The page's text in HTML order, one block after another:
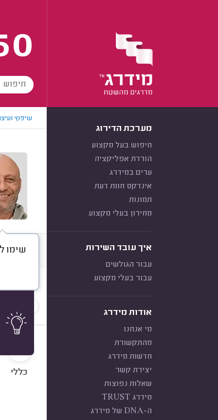
מערכת הדירוג
חיפוש בעל מקצוע
הורדת אפליקציה
ערים במידרג
אינדקס חוות דעת
תמונות
מחירון בעלי מקצוע
איך עובד השירות
עבור הגולשים
עבור בעלי מקצוע
אודות מידרג
מי אנחנו
מהתקשורת
חדשות מידרג
יצירת קשר
שאלות נפוצות
מידרג TRUST
ה-DNA של מידרג
שיפוץ
שימו
דברו
10
כללי